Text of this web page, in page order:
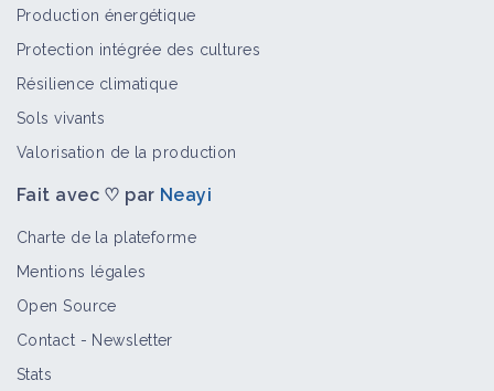
Bioagresseur
Fiche technique
Production énergétique
Protection intégrée des cultures
Résilience climatique
Sols vivants
Valorisation de la production
Fait avec ♡ par Neayi
Charte de la plateforme
Mentions légales
Open Source
Contact - Newsletter
Stats